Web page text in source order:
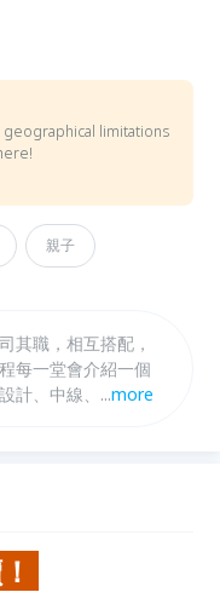
limitations
親子
其職，相互搭配，
每一堂會介紹一個
計、中線、畫面留
...more